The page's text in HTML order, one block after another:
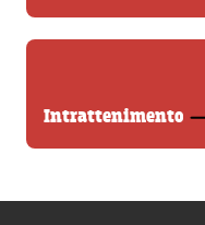
Intrattenimento